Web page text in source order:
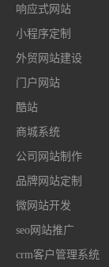
响应式网站
小程序定制
外贸网站建设
门户网站
酷站
商城系统
公司网站制作
品牌网站定制
微网站开发
seo网站推广
crm客户管理系统